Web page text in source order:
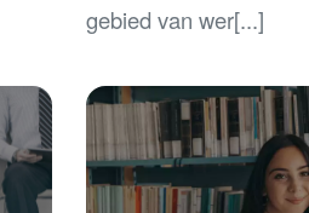
gebied van wer[...]